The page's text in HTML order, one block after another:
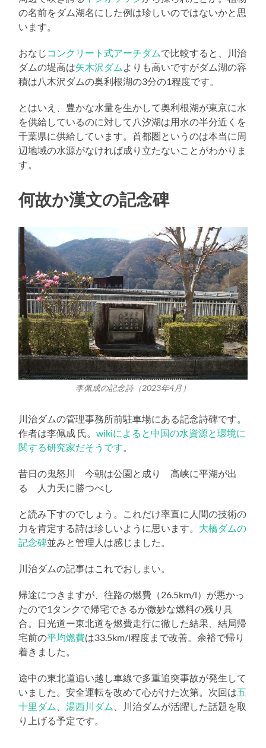
の名前をダム湖名にした例は珍しいのではないかと思
います。
おなじ コンクリート式アーチダムで比較すると、川治
ダムの堤高は矢木沢ダム よりも高いですがダム湖の容
積は八木沢ダムの奥利根湖の3分の1程度です。
とはいえ、豊かな水量を生かして奥利根湖が東京に水
を供給しているのに対して八汐湖は用水の半分近くを
千葉県に供給しています。首都圏というのは本当に周
辺地域の水源がなければ成り立たないことがわかりま
す。
何故か漢文の記念碑
李佩成の記念詩（2023年4月）
川治ダムの管理事務所前駐車場にある記念詩碑です。
作者は李佩成 氏。wikiによると中国の水資源と環境に
関する研究家だそうです。
昔日の鬼怒川 今朝は公園と成り 高峡に平湖が出
る 人力天に勝つべし
と読み下すのでしょう。これだけ率直に人間の技術の
力を肯定する詩は珍しいように思います。 大橋ダムの
記念碑並みと管理人は感じました。
川治ダムの記事はこれでおしまい。
帰途につきますが、往路の燃費（26.5km/l）が悪かっ
たので1タンクで帰宅できるか微妙な燃料の残り具
合。日光道ー東北道を燃費走行に徹した結果、結局帰
宅前の平均燃費は33.5km/l程度まで改善。余裕で帰り
着きました。
途中の東北道追い越し車線で多重追突事故が発生して
いました。安全運転を改めて心がけた次第。次回は五
十里ダム
、湯西川ダム
、川治ダムが活躍した話題を取
り上げる予定です。